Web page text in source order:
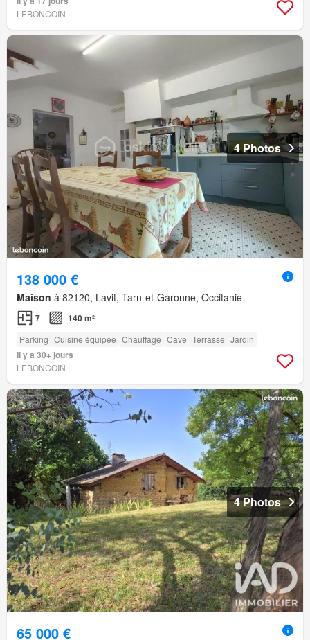
LEBONCOIN
4 Photos
138 000 €
Maison à 82120, Lavit, Tarn-et-Garonne, Occitanie
7 140 m²
Parking Cuisine équipée Chauffage Cave Terrasse Jardin
Il y a 30+ jours
LEBONCOIN
4 Photos
65 000 €